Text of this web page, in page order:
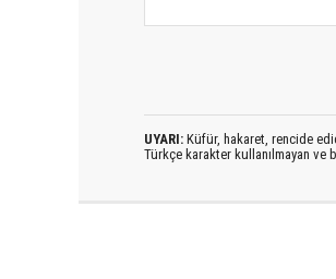
UYARI: Küfür, hakaret, rencide
Türkçe karakter kullanılmayan ve